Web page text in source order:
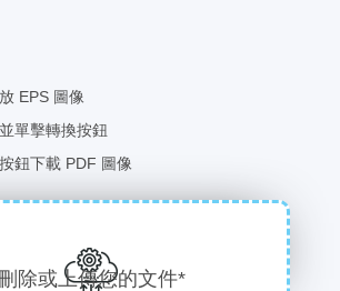
EPS 圖像
單擊轉換按鈕
鈕下載 PDF 圖像
除或上傳您的文件*